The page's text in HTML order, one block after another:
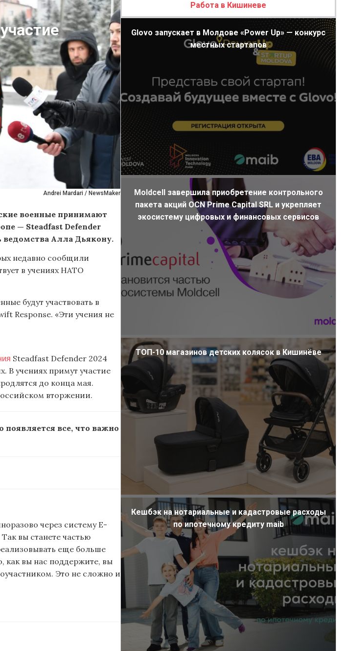
Andrei Mardari / NewsMaker
военные принимают
— Steadfast Defender
ведомства Алла Дьякону.
недавно сообщили
в учениях НАТО
будут участвовать в
Response. «Эти учения не
Steadfast Defender 2024
В учениях примут участие
до конца мая.
вторжении.
появляется все, что важно
через систему E-
вы станете частью
еще больше
как вы нас поддержите, вы
Это не сложно и
Работа в Кишиневе
Glovo запускает в Молдове «Power Up» — конкурс
местных стартапов
Moldcell завершила приобретение контрольного
пакета акций OCN Prime Capital SRL и укрепляет
экосистему цифровых и финансовых сервисов
ТОП-10 магазинов детских колясок в Кишинёве
Кешбэк на нотариальные и кадастровые расходы
по ипотечному кредиту maib